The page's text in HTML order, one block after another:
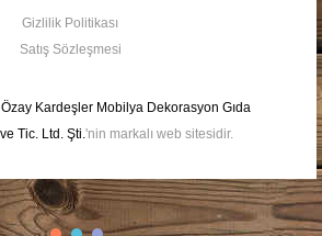
Gizlilik Politikası
Satış Sözleşmesi
Özay Kardeşler Mobilya Dekorasyon Gıda
Tic. Ltd. Şti.'nin markalı web sitesidir.